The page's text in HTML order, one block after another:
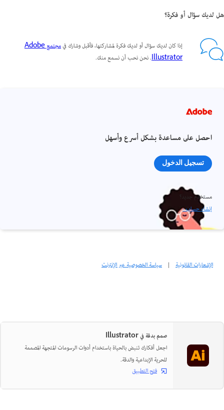
هل لديك سؤال أو فكرة؟
إذا كان لديك سؤال أو لديك فكرة لمشاركتها، فأقبل وشارك في
مجتمع Adobe
Illustrator. نحن نحب أن نسمع منك.
احصل على مساعدة بشكل أسرع وأسهل
تسجيل الدخول
مستخدم جديد؟
إنشاء حساب ›
الإشعارات القانونية | سياسة الخصوصية عبر الإنترنت
صمم بدقة في Illustrator
اجعل أفكارك تنبض بالحياة باستخدام أدوات الرسومات المتجهة المصممة
للحرية الإبداعية والدقة.
فتح التطبيق